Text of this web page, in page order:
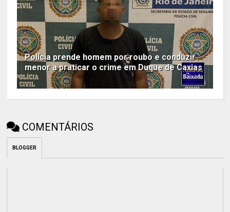
Polícia prende homem por roubo e conduzir
menor a praticar o crime em Duque de Caxias
COMENTÁRIOS
BLOGGER